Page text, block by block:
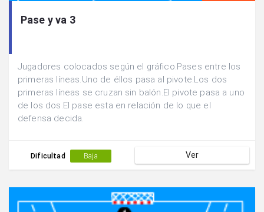
Pase y va 3
Jugadores colocados según el gráfico.Pases entre los
primeras líneas.Uno de éllos pasa al pivote.Los dos
primeras líneas se cruzan sin balón.El pivote pasa a uno
de los dos.El pase esta en relación de lo que el
defensa decida.
Dificultad Baja Ver